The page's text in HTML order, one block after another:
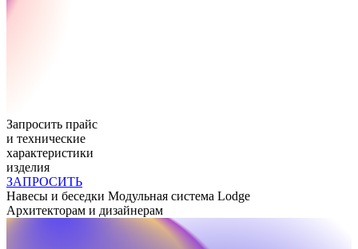
Запросить прайс
и технические
характеристики
изделия
ЗАПРОСИТЬ
Навесы и беседки Модульная система Lodge
Архитекторам и дизайнерам